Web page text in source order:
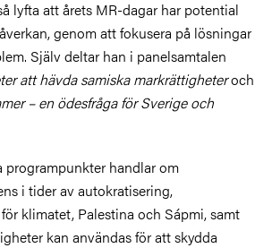
lyfta att årets MR-dagar har potential
genom att fokusera på lösningar
Själv deltar han i panelsamtalen
att hävda samiska markrättigheteroch
– en ödesfråga för Sverige och
programpunkter handlar om
i tider av autokratisering,
klimatet, Palestina och Sápmi, samt
kan användas för att skydda